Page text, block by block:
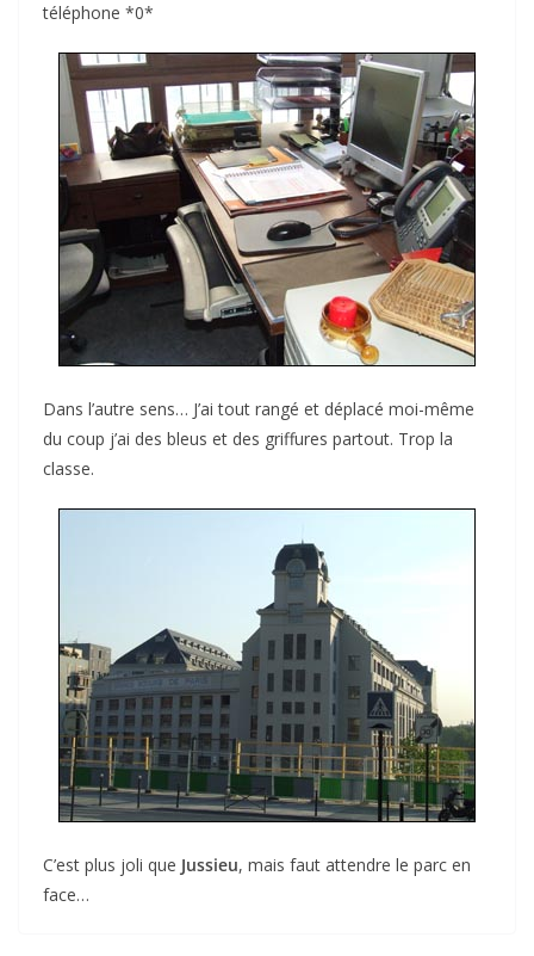
téléphone *0*
Dans l’autre sens… J’ai tout rangé et déplacé moi-même
du coup j’ai des bleus et des griffures partout. Trop la
classe.
C’est plus joli que Jussieu, mais faut attendre le parc en
face…